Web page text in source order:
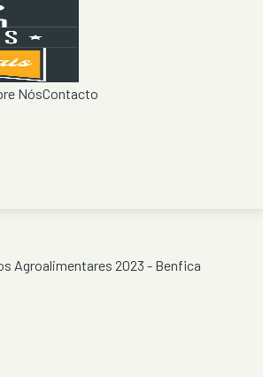
NósContacto
Agroalimentares 2023 - Benfica